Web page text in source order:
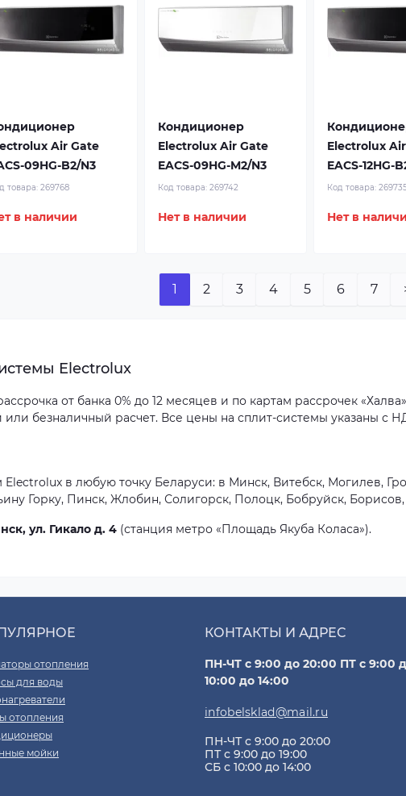
Air Gate
09HG-B2/N3
товара: 269768
в наличии
Кондиционер
Electrolux Air Gate
EACS-09HG-M2/N3
Код товара: 269742
Нет в наличии
Electrolux
EACS-12HG-
Код товара:
Нет в
1 2 3 4 5 6 7
Electrolux
от банка 0% до 12 месяцев и по картам рассрочек
или безналичный расчет. Все цены на сплит-системы указаны с
в любую точку Беларуси: в Минск, Витебск, Могилев,
Горку, Пинск, Жлобин, Солигорск, Полоцк, Бобруйск,
ул. Гикало д. 4 (станция метро «Площадь Якуба Коласа»).
отопления
для воды
отопления
мойки
КОНТАКТЫ И АДРЕС
ПН-ЧТ с 9:00 до 20:00 ПТ с 9:00
10:00 до 14:00
infobelsklad@mail.ru
ПН-ЧТ с 9:00 до 20:00
ПТ с 9:00 до 19:00
СБ с 10:00 до 14:00